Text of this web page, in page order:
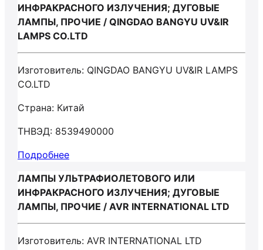
ИНФРАКРАСНОГО ИЗЛУЧЕНИЯ; ДУГОВЫЕ
ЛАМПЫ, ПРОЧИЕ / QINGDAO BANGYU UV&IR
LAMPS CO.LTD
Изготовитель: QINGDAO BANGYU UV&IR LAMPS
CO.LTD
Страна: Китай
ТНВЭД: 8539490000
Подробнее
ЛАМПЫ УЛЬТРАФИОЛЕТОВОГО ИЛИ
ИНФРАКРАСНОГО ИЗЛУЧЕНИЯ; ДУГОВЫЕ
ЛАМПЫ, ПРОЧИЕ / AVR INTERNATIONAL LTD
Изготовитель: AVR INTERNATIONAL LTD